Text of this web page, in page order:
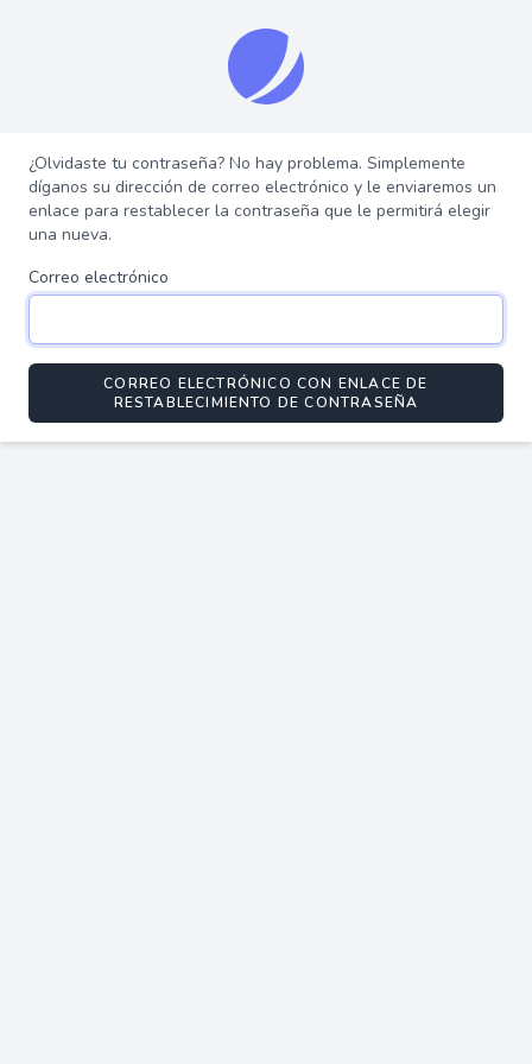
¿Olvidaste tu contraseña? No hay problema. Simplemente
díganos su dirección de correo electrónico y le enviaremos un
enlace para restablecer la contraseña que le permitirá elegir
una nueva.
Correo electrónico
CORREO ELECTRÓNICO CON ENLACE DE
RESTABLECIMIENTO DE CONTRASEÑA